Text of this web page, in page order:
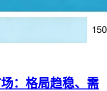
：格局趋稳、需